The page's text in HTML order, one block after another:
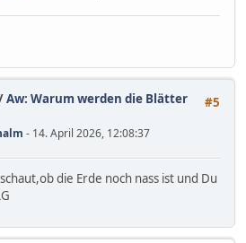
#5
Aw: Warum werden die Blätter
- 14. April 2026, 12:08:37
die Erde noch nass ist und Du